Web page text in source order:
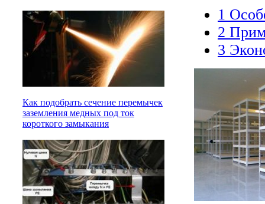
Как подобрать сечение перемычек
заземления медных под ток
короткого замыкания
1
2
3